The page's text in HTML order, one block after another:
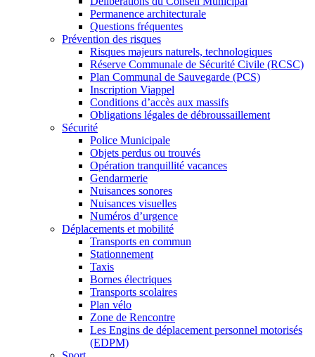
Permanence architecturale
Questions fréquentes
Prévention des risques
Risques majeurs naturels, technologiques
Réserve Communale de Sécurité Civile (RCSC)
Plan Communal de Sauvegarde (PCS)
Inscription Viappel
Conditions d’accès aux massifs
Obligations légales de débroussaillement
Sécurité
Police Municipale
Objets perdus ou trouvés
Opération tranquillité vacances
Gendarmerie
Nuisances sonores
Nuisances visuelles
Numéros d’urgence
Déplacements et mobilité
Transports en commun
Stationnement
Taxis
Bornes électriques
Transports scolaires
Plan vélo
Zone de Rencontre
Les Engins de déplacement personnel motorisés
(EDPM)